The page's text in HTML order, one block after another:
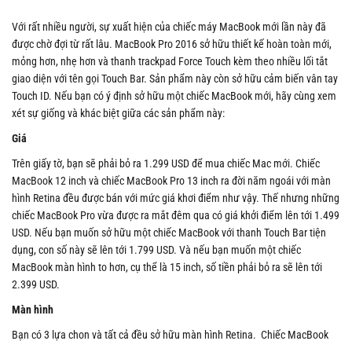
Với rất nhiều người, sự xuất hiện của chiếc máy MacBook mới lần này đã
được chờ đợi từ rất lâu. MacBook Pro 2016 sở hữu thiết kế hoàn toàn mới,
mỏng hơn, nhẹ hơn và thanh trackpad Force Touch kèm theo nhiều lối tắt
giao diện với tên gọi Touch Bar. Sản phẩm này còn sở hữu cảm biến vân tay
Touch ID. Nếu bạn có ý định sở hữu một chiếc MacBook mới, hãy cùng xem
xét sự giống và khác biệt giữa các sản phẩm này:
Giá
Trên giấy tờ, bạn sẽ phải bỏ ra 1.299 USD để mua chiếc Mac mới. Chiếc
MacBook 12 inch và chiếc MacBook Pro 13 inch ra đời năm ngoái với màn
hình Retina đều được bán với mức giá khơi điểm như vậy. Thế nhưng những
chiếc MacBook Pro vừa được ra mắt đêm qua có giá khởi điểm lên tới 1.499
USD. Nếu bạn muốn sở hữu một chiếc MacBook với thanh Touch Bar tiện
dụng, con số này sẽ lên tới 1.799 USD. Và nếu bạn muốn một chiếc
MacBook màn hình to hơn, cụ thể là 15 inch, số tiền phải bỏ ra sẽ lên tới
2.399 USD.
Màn hình
Bạn có 3 lựa chon và tất cả đều sở hữu màn hình Retina. Chiếc MacBook